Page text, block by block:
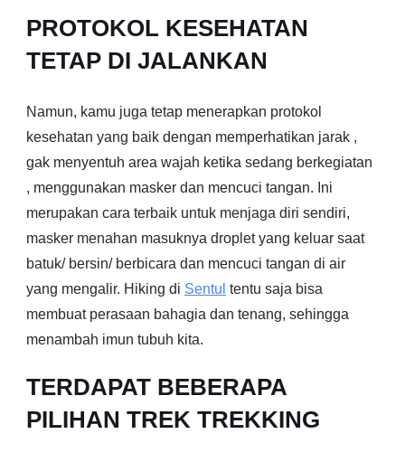
PROTOKOL KESEHATAN
TETAP DI JALANKAN
Namun, kamu juga tetap menerapkan protokol
kesehatan yang baik dengan memperhatikan jarak ,
gak menyentuh area wajah ketika sedang berkegiatan
, menggunakan masker dan mencuci tangan. Ini
merupakan cara terbaik untuk menjaga diri sendiri,
masker menahan masuknya droplet yang keluar saat
batuk/ bersin/ berbicara dan mencuci tangan di air
yang mengalir. Hiking di Sentul tentu saja bisa
membuat perasaan bahagia dan tenang, sehingga
menambah imun tubuh kita.
TERDAPAT BEBERAPA
PILIHAN TREK TREKKING